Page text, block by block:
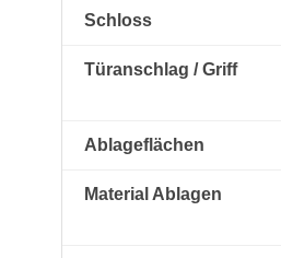
Schloss
Türanschlag / Griff
Ablageflächen
Material Ablagen